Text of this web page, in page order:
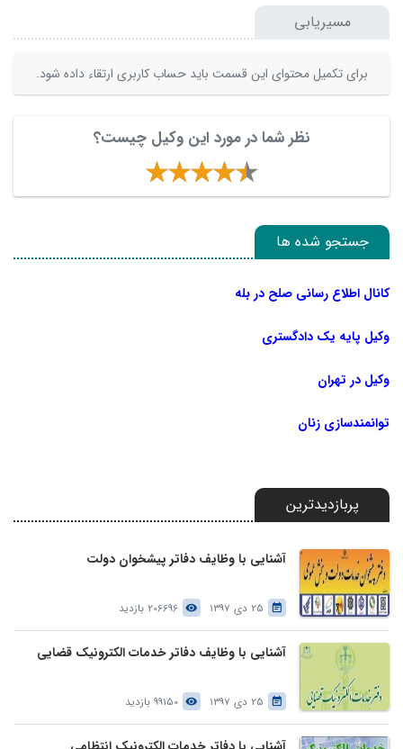
مسیریابی
برای تکمیل محتوای این قسمت باید حساب کاربری ارتقاء داده شود.
نظر شما در مورد این وکیل چیست؟
جستجو شده ها
کانال اطلاع رسانی صلح در بله
وکیل پایه یک دادگستری
وکیل در تهران
توانمندسازی زنان
پربازدیدترین
آشنایی با وظایف دفاتر پیشخوان دولت
25 دی 1397 206696 بازدید
آشنایی با وظایف دفاتر خدمات الکترونیک قضایی
25 دی 1397 99150 بازدید